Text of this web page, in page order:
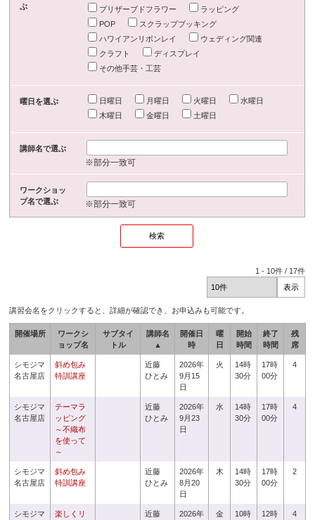
ぶ
プリザーブドフラワー
ラッピング
POP
スクラップブッキング
ハワイアンリボンレイ
ウェディング関連
クラフト
ディスプレイ
その他手芸・工芸
曜日を選ぶ 日曜日 月曜日 火曜日
水曜日
木曜日
金曜日 土曜日
講師名で選ぶ
※部分一致可
ワークショッ
プ名で選ぶ
※部分一致可
1 - 10件 / 17件
講習会名をクリックすると、詳細が確認でき、お申込みも可能です。
開催場所
ワークシ
ョップ名
サブタイ
トル
講師名
▲
開催日
時
曜
日
開始
時間
終了
時間
残
席
シモジマ
名古屋店
斜め包み
特訓講座
近藤
ひとみ
2026年
9月15
日
火
14時
30分
17時
00分
4
シモジマ
名古屋店
テーマラ
ッピング
～不織布
を使って
～
近藤
ひとみ
2026年
9月23
日
水
14時
30分
17時
00分
4
シモジマ
名古屋店
斜め包み
特訓講座
近藤
ひとみ
2026年
8月20
日
木
14時
30分
17時
00分
2
シモジマ
楽しくリ
近藤
2026年
金
10時
12時
4